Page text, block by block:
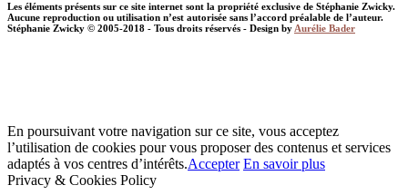
Les éléments présents sur ce site internet sont la propriété exclusive de Stéphanie Zwicky.
Aucune reproduction ou utilisation n’est autorisée sans l’accord préalable de l’auteur.
Stéphanie Zwicky © 2005-2018 - Tous droits réservés - Design by Aurélie Bader
En poursuivant votre navigation sur ce site, vous acceptez
l’utilisation de cookies pour vous proposer des contenus et services
adaptés à vos centres d’intérêts.Accepter En savoir plus
Privacy & Cookies Policy